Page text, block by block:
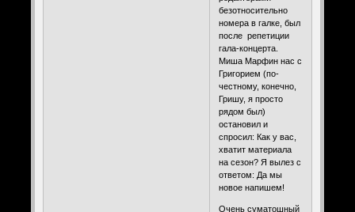
безотносительно
номера в галке, был
после репетиции
гала-концерта.
Миша Марфин нас с
Григорием (по-
честному, конечно,
Гришу, я просто
рядом был)
остановил и
спросил: Как у вас,
хватит материала
на сезон? Я вылез с
ответом: Да мы
новое напишем!
Очень суматошный